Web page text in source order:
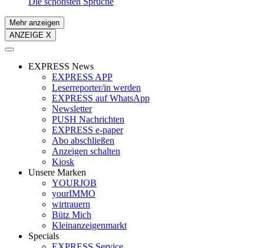
Mehr anzeigen
ANZEIGE X
EXPRESS News
EXPRESS APP
Leserreporter/in werden
EXPRESS auf WhatsApp
Newsletter
PUSH Nachrichten
EXPRESS e-paper
Abo abschließen
Anzeigen schalten
Kiosk
Unsere Marken
YOURJOB
yourIMMO
wirtrauern
Bütz Mich
Kleinanzeigenmarkt
Specials